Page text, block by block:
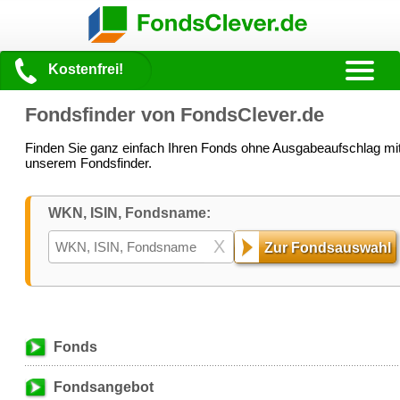
Kostenfrei!
Fondsfinder von FondsClever.de
Finden Sie ganz einfach Ihren Fonds ohne Ausgabeaufschlag
unserem Fondsfinder.
WKN, ISIN, Fondsname:
X Zur Fondsauswahl
Fonds
Fondsangebot